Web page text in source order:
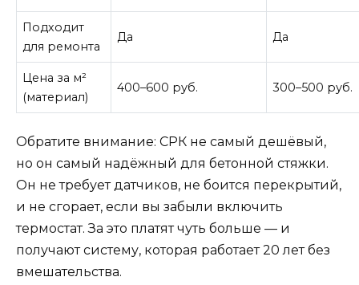
Подходит
для ремонта
Да Да
Цена за м²
(материал)
400–600 руб. 300–500 руб.
Обратите внимание: СРК не самый дешёвый,
но он самый надёжный для бетонной стяжки.
Он не требует датчиков, не боится перекрытий,
и не сгорает, если вы забыли включить
термостат. За это платят чуть больше — и
получают систему, которая работает 20 лет без
вмешательства.